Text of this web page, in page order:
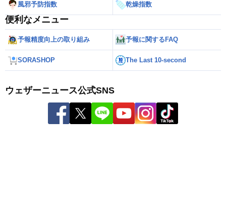
風邪予防指数 乾燥指数
便利なメニュー
予報精度向上の取り組み 予報に関するFAQ
SORASHOP The Last 10-second
ウェザーニュース公式SNS